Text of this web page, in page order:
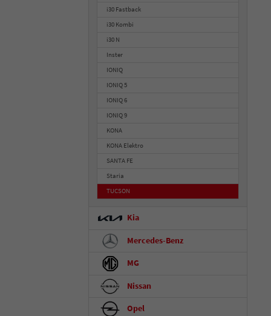
i30 Fastback
i30 Kombi
i30 N
Inster
IONIQ
IONIQ 5
IONIQ 6
IONIQ 9
KONA
KONA Elektro
SANTA FE
Staria
TUCSON
Kia
Mercedes-Benz
MG
Nissan
Opel